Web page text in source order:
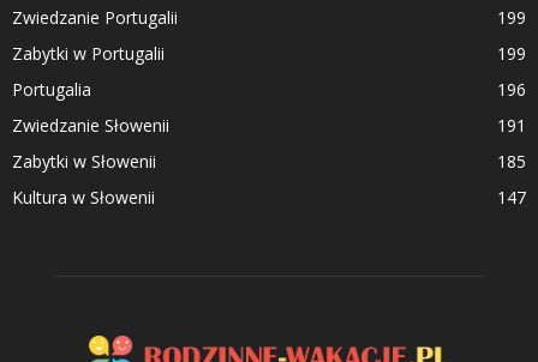
Zwiedzanie Portugalii
199
Zabytki w Portugalii
199
Portugalia
196
Zwiedzanie Słowenii
191
Zabytki w Słowenii
185
Kultura w Słowenii
147